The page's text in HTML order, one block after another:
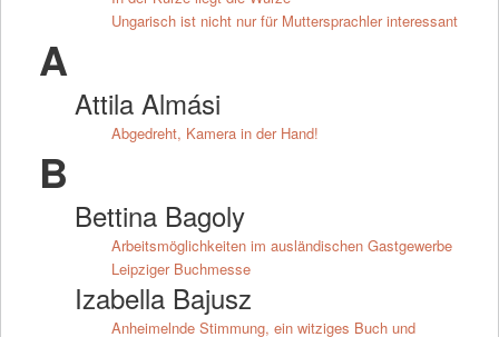
Ungarisch ist nicht nur für Muttersprachler interessant
A
Attila Almási
Abgedreht, Kamera in der Hand!
B
Bettina Bagoly
Arbeitsmöglichkeiten im ausländischen Gastgewerbe
Leipziger Buchmesse
Izabella Bajusz
Anheimelnde Stimmung, ein witziges Buch und